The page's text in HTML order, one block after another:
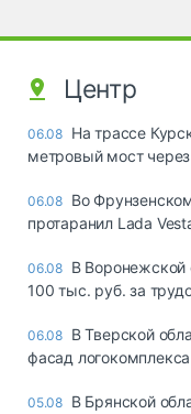
Центр
06.08 На трассе
метровый мост
06.08 Во
протаранил Lada
06.08 В Воронежской
100 тыс. руб. за
06.08 В Тверской
фасад
05.08 В Брянской